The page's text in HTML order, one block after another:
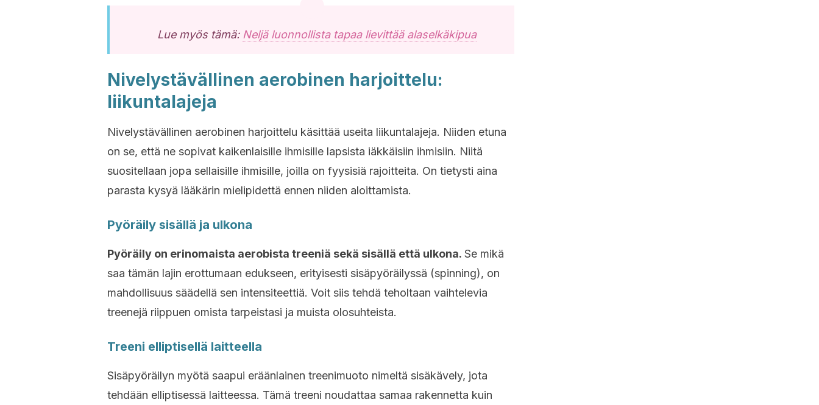
Lue myös tämä: Neljä luonnollista tapaa lievittää alaselkäkipua
Nivelystävällinen aerobinen harjoittelu:
liikuntalajeja
Nivelystävällinen aerobinen harjoittelu käsittää useita liikuntalajeja. Niiden etuna
on se, että ne sopivat kaikenlaisille ihmisille lapsista iäkkäisiin ihmisiin. Niitä
suositellaan jopa sellaisille ihmisille, joilla on fyysisiä rajoitteita. On tietysti aina
parasta kysyä lääkärin mielipidettä ennen niiden aloittamista.
Pyöräily sisällä ja ulkona
Pyöräily on erinomaista aerobista treeniä sekä sisällä että ulkona. Se mikä
saa tämän lajin erottumaan edukseen, erityisesti sisäpyöräilyssä (spinning), on
mahdollisuus säädellä sen intensiteettiä. Voit siis tehdä teholtaan vaihtelevia
treenejä riippuen omista tarpeistasi ja muista olosuhteista.
Treeni elliptisellä laitteella
Sisäpyöräilyn myötä saapui eräänlainen treenimuoto nimeltä sisäkävely, jota
tehdään elliptisessä laitteessa. Tämä treeni noudattaa samaa rakennetta kuin